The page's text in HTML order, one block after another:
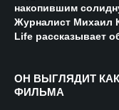
накопившим
Журналист Михаил
Life рассказывает
ОН ВЫГЛЯДИТ
ФИЛЬМА